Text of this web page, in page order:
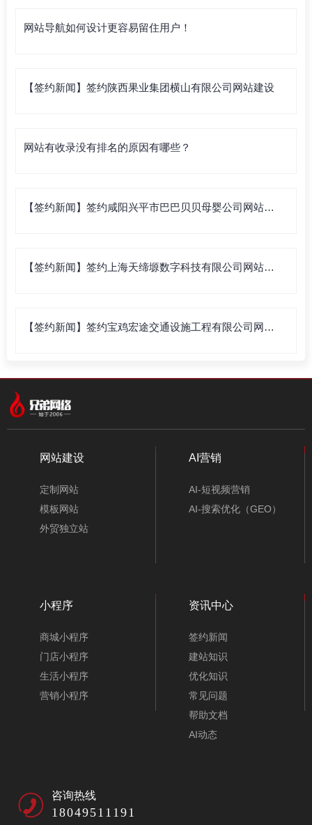
网站导航如何设计更容易留住用户！
【签约新闻】签约陕西果业集团横山有限公司网站建设
网站有收录没有排名的原因有哪些？
【签约新闻】签约咸阳兴平市巴巴贝贝母婴公司网站建
【签约新闻】签约上海天缔塬数字科技有限公司网站建
【签约新闻】签约宝鸡宏途交通设施工程有限公司网站
网站建设
定制网站
模板网站
外贸独立站
AI营销
AI-短视频营销
AI-搜索优化（GEO）
小程序
商城小程序
门店小程序
生活小程序
营销小程序
资讯中心
签约新闻
建站知识
优化知识
常见问题
帮助文档
AI动态
咨询热线
18049511191